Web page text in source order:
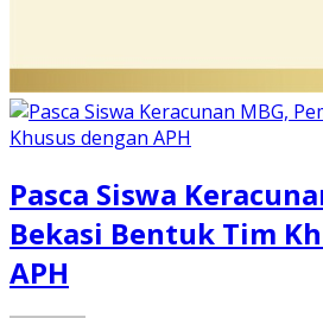
Pasca Siswa
Bekasi Bentuk Tim
APH